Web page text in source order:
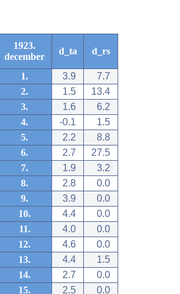
1923.
december
d_ta d_rs
1. 3.9
7.7
2.
1.5
13.4
3.
1.6
6.2
4.
-0.1
1.5
5.
2.2
8.8
6.
2.7
27.5
7.
1.9
3.2
8.
2.8
0.0
9.
3.9
0.0
10.
4.4
0.0
11.
4.0
0.0
12.
4.6
0.0
13.
4.4
1.5
14.
2.7
0.0
15.
2.5 0.0